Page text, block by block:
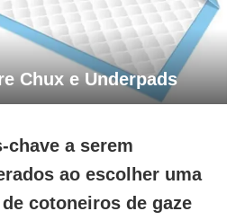
Chux e Underpads
chave a serem
ao escolher uma
cotoneiros de gaze